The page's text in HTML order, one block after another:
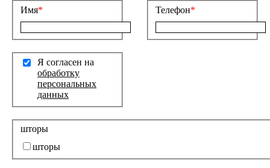
Имя* Телефон*
Я согласен на
обработку
персональных
данных
шторы
шторы